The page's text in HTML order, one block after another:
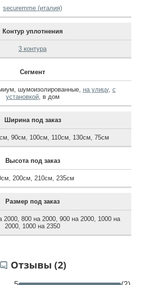
securemme (италия)
Контур уплотнения
3 контура
Сегмент
, шумоизолированные, на улицу, с
установкой, в дом
Ширина под заказ
, 90см, 100см, 110см, 130см, 75см
Высота под заказ
, 200см, 210см, 235см
Размер под заказ
2000, 800 на 2000, 900 на 2000, 1000 на
2000, 1000 на 2350
Отзывы (2)